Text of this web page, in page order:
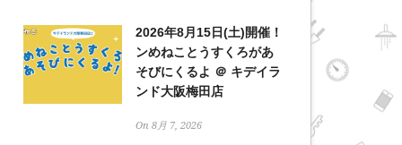
2026年8月15日(土)開催！
ンめねことうすくろがあ
そびにくるよ ＠ キデイラ
ンド大阪梅田店
On 8月 7, 2026